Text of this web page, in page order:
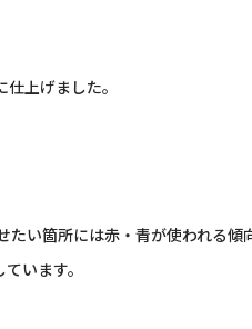
上げました。
い箇所には赤・青が使われる傾
います。